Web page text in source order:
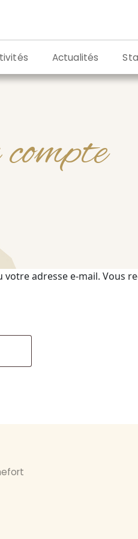
Actualités
adresse e-mail. Vous